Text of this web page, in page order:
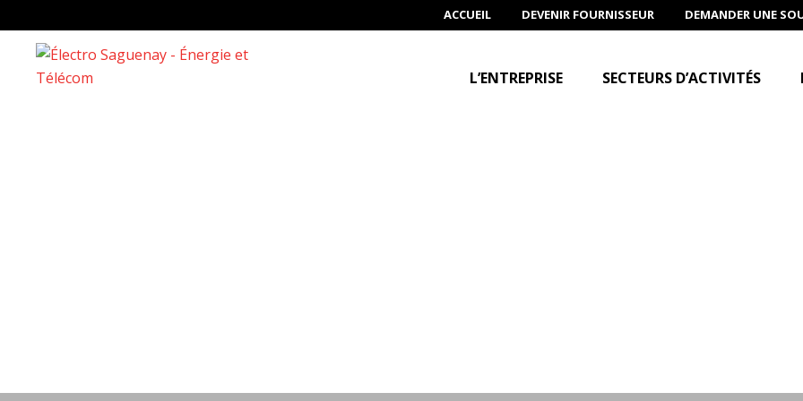
ACCUEIL DEVENIR FOURNISSEUR DEMANDER UNE
L’ENTREPRISE SECTEURS D’ACTIVITÉS